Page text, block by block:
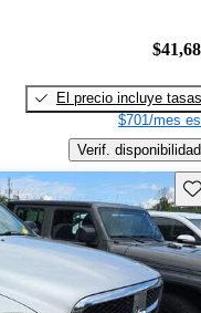
El precio incluye tasas
$701/mes
Verif. disponibilidad